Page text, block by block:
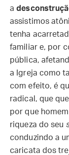
a
assistimos
tenha
familiar e, por
pública,
a Igreja como
com efeito, é
radical, que
por que
riqueza do seu
conduzindo a
caricata dos